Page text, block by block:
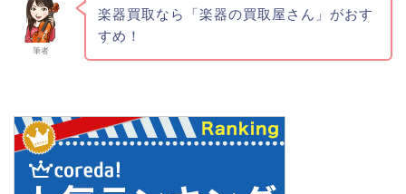
筆者
楽器買取なら「楽器の買取屋さん」がおす
すめ！